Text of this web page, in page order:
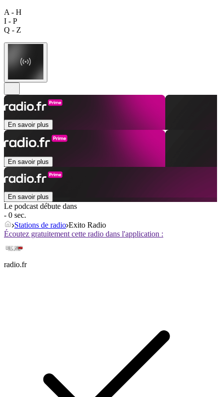
A - H
I - P
Q - Z
En savoir plus
En savoir plus
En savoir plus
Le podcast débute dans
- 0 sec.
Stations de radio Exito Radio
Écoutez gratuitement cette radio dans l'application :
radio.fr